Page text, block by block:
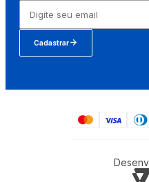
Cadastrar